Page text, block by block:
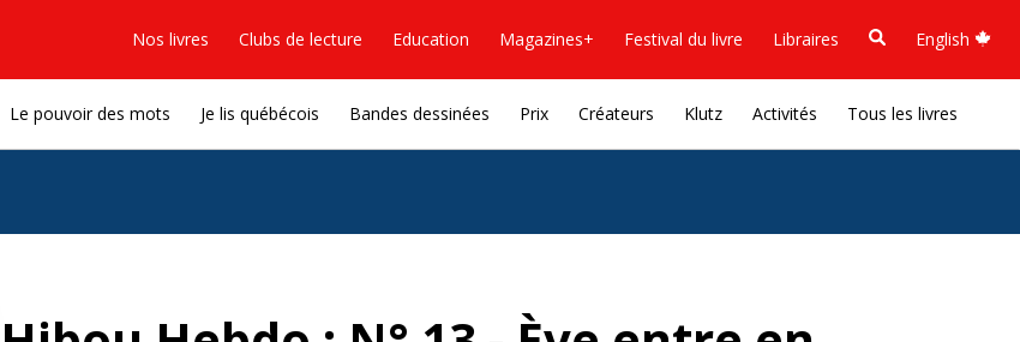
Nos livres Clubs de lecture Education Magazines+ Festival du livre Libraires English
Le pouvoir des mots Je lis québécois Bandes dessinées Prix Créateurs Klutz Activités Tous les livres